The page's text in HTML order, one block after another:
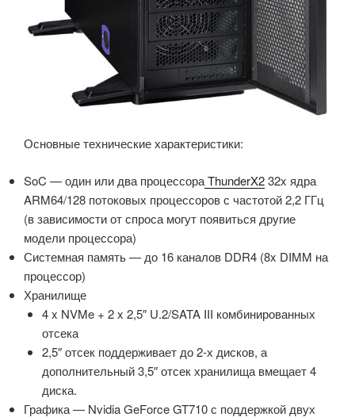
Основные технические характеристики:
SoC — один или два процессораThunderX232x ядра
ARM64/128 потоковых процессоров с частотой 2,2 ГГц
(в зависимости от спроса могут появиться другие
модели процессора)
Системная память — до 16 каналов DDR4 (8x DIMM на
процессор)
Хранилище
4 x NVMe + 2 x 2,5″ U.2/SATA III комбинированных
отсека
2,5″ отсек поддерживает до 2-х дисков, а
дополнительный 3,5″ отсек хранилища вмещает 4
диска.
Графика — Nvidia GeForce GT710 с поддержкой двух